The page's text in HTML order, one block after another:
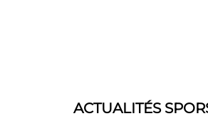
ACTUALITÉS